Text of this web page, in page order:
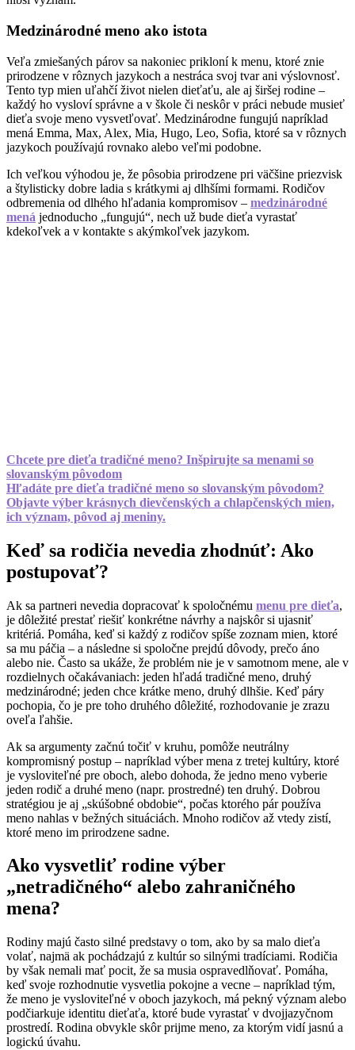
Medzinárodné meno ako istota
Veľa zmiešaných párov sa nakoniec prikloní k menu, ktoré znie
prirodzene v rôznych jazykoch a nestráca svoj tvar ani výslovnosť.
Tento typ mien uľahčí život nielen dieťaťu, ale aj širšej rodine –
každý ho vysloví správne a v škole či neskôr v práci nebude musieť
dieťa svoje meno vysvetľovať. Medzinárodne fungujú napríklad
mená Emma, Max, Alex, Mia, Hugo, Leo, Sofia, ktoré sa v rôznych
jazykoch používajú rovnako alebo veľmi podobne.
Ich veľkou výhodou je, že pôsobia prirodzene pri väčšine priezvisk
a štylisticky dobre ladia s krátkymi aj dlhšími formami. Rodičov
odbremenia od dlhého hľadania kompromisov – medzinárodné
mená jednoducho „fungujú“, nech už bude dieťa vyrastať
kdekoľvek a v kontakte s akýmkoľvek jazykom.
Chcete pre dieťa tradičné meno? Inšpirujte sa menami so
slovanským pôvodom
Hľadáte pre dieťa tradičné meno so slovanským pôvodom?
Objavte výber krásnych dievčenských a chlapčenských mien,
ich význam, pôvod aj meniny.
Keď sa rodičia nevedia zhodnúť: Ako
postupovať?
Ak sa partneri nevedia dopracovať k spoločnému menu pre dieťa,
je dôležité prestať riešiť konkrétne návrhy a najskôr si ujasniť
kritériá. Pomáha, keď si každý z rodičov spíše zoznam mien, ktoré
sa mu páčia – a následne si spoločne prejdú dôvody, prečo áno
alebo nie. Často sa ukáže, že problém nie je v samotnom mene, ale v
rozdielnych očakávaniach: jeden hľadá tradičné meno, druhý
medzinárodné; jeden chce krátke meno, druhý dlhšie. Keď páry
pochopia, čo je pre toho druhého dôležité, rozhodovanie je zrazu
oveľa ľahšie.
Ak sa argumenty začnú točiť v kruhu, pomôže neutrálny
kompromisný postup – napríklad výber mena z tretej kultúry, ktoré
je vysloviteľné pre oboch, alebo dohoda, že jedno meno vyberie
jeden rodič a druhé meno (napr. prostredné) ten druhý. Dobrou
stratégiou je aj „skúšobné obdobie“, počas ktorého pár používa
meno nahlas v bežných situáciách. Mnoho rodičov až vtedy zistí,
ktoré meno im prirodzene sadne.
Ako vysvetliť rodine výber
„netradičného“ alebo zahraničného
mena?
Rodiny majú často silné predstavy o tom, ako by sa malo dieťa
volať, najmä ak pochádzajú z kultúr so silnými tradíciami. Rodičia
by však nemali mať pocit, že sa musia ospravedlňovať. Pomáha,
keď svoje rozhodnutie vysvetlia pokojne a vecne – napríklad tým,
že meno je vysloviteľné v oboch jazykoch, má pekný význam alebo
podčiarkuje identitu dieťaťa, ktoré bude vyrastať v dvojjazyčnom
prostredí. Rodina obvykle skôr prijme meno, za ktorým vidí jasnú a
logickú úvahu.